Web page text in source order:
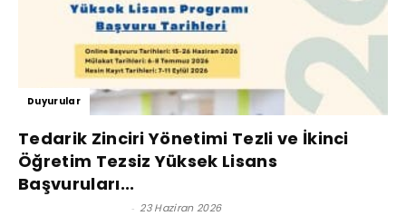
Duyurular
Tedarik Zinciri Yönetimi Tezli ve İkinci
Öğretim Tezsiz Yüksek Lisans
Başvuruları...
- 23 Haziran 2026